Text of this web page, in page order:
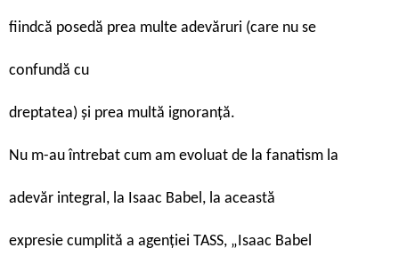
fiindcă posedă prea multe adevăruri (care nu se
confundă cu
dreptatea) și prea multă ignoranță.
Nu m-au întrebat cum am evoluat de la fanatism la
adevăr integral, la Isaac Babel, la această
expresie cumplită a agenției TASS, „Isaac Babel